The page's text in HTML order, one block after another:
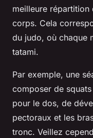
meilleure
corps. Cela
du judo, où chaque
tatami.
Par exemple, une
composer de
pour le dos, de
pectoraux et les
tronc. Veillez